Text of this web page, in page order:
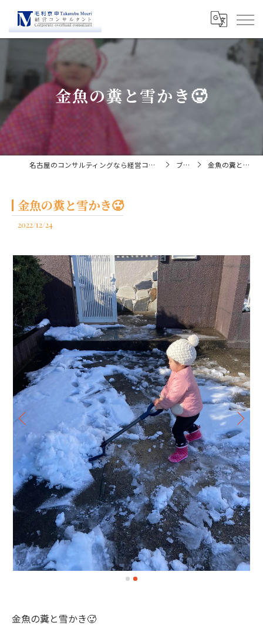
金魚の糞と雪かき🥵
名古屋のコンサルティングなら経営コンサルタント毛利京申 ブログ 金魚の糞と雪かき🥵
金魚の糞と雪かき🥵
2022/12/24
金魚の糞と雪かき🥵